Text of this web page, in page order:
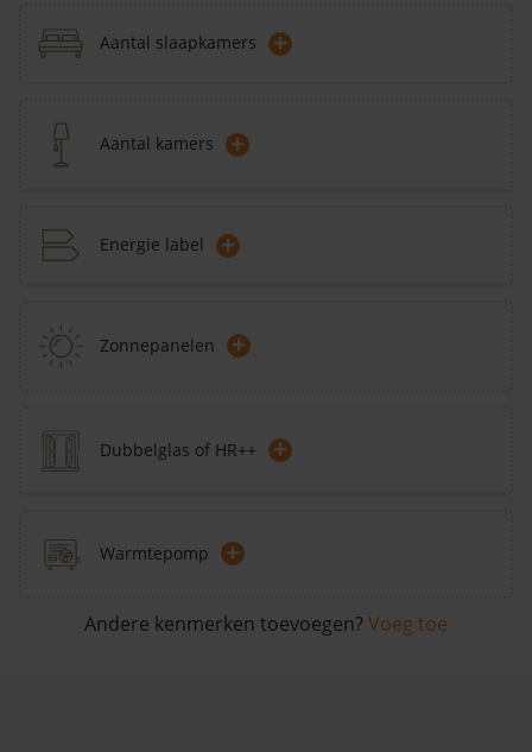
Aantal slaapkamers +
Aantal kamers +
Energie label +
Zonnepanelen +
Dubbelglas of HR++ +
Warmtepomp +
Andere kenmerken toevoegen? Voeg toe